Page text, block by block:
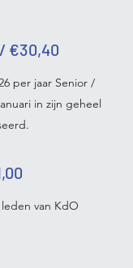
€30,40
per jaar Senior /
in zijn geheel
van KdO